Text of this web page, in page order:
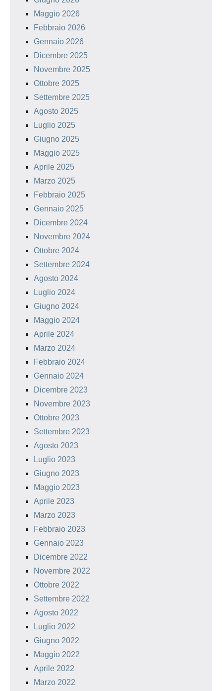
Maggio 2026
Febbraio 2026
Gennaio 2026
Dicembre 2025
Novembre 2025
Ottobre 2025
Settembre 2025
Agosto 2025
Luglio 2025
Giugno 2025
Maggio 2025
Aprile 2025
Marzo 2025
Febbraio 2025
Gennaio 2025
Dicembre 2024
Novembre 2024
Ottobre 2024
Settembre 2024
Agosto 2024
Luglio 2024
Giugno 2024
Maggio 2024
Aprile 2024
Marzo 2024
Febbraio 2024
Gennaio 2024
Dicembre 2023
Novembre 2023
Ottobre 2023
Settembre 2023
Agosto 2023
Luglio 2023
Giugno 2023
Maggio 2023
Aprile 2023
Marzo 2023
Febbraio 2023
Gennaio 2023
Dicembre 2022
Novembre 2022
Ottobre 2022
Settembre 2022
Agosto 2022
Luglio 2022
Giugno 2022
Maggio 2022
Aprile 2022
Marzo 2022